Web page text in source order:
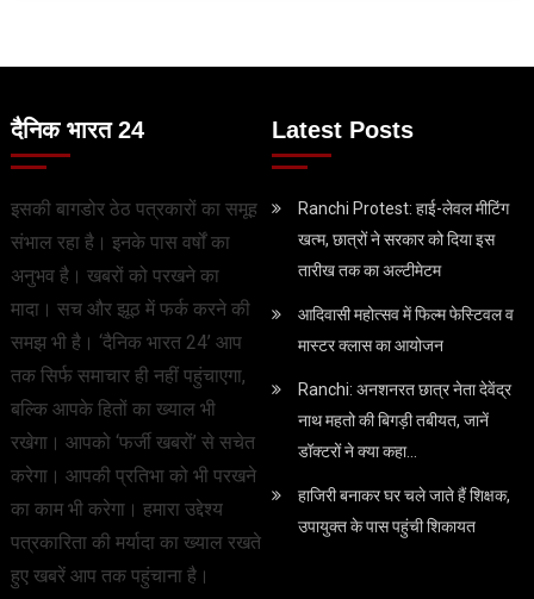
दैनिक भारत 24
इसकी बागडोर ठेठ पत्रकारों का समूह
संभाल रहा है। इनके पास वर्षों का
अनुभव है। खबरों को परखने का
मादा। सच और झूठ में फर्क करने की
समझ भी है। ‘दैनिक भारत 24’ आप
तक सिर्फ समाचार ही नहीं पहुंचाएगा,
बल्कि आपके हितों का ख्याल भी
रखेगा। आपको ‘फर्जी खबरों’ से सचेत
करेगा। आपकी प्रतिभा को भी परखने
का काम भी करेगा। हमारा उद्देश्य
पत्रकारिता की मर्यादा का ख्याल रखते
हुए खबरें आप तक पहुंचाना है।
Latest Posts
Ranchi Protest: हाई-लेवल मीटिंग
खत्म, छात्रों ने सरकार को दिया इस
तारीख तक का अल्टीमेटम
आदिवासी महोत्सव में फिल्म फेस्टिवल व
मास्टर क्लास का आयोजन
Ranchi: अनशनरत छात्र नेता देवेंद्र
नाथ महतो की बिगड़ी तबीयत, जानें
डॉक्टरों ने क्या कहा…
हाजिरी बनाकर घर चले जाते हैं शिक्षक,
उपायुक्त के पास पहुंची शिकायत